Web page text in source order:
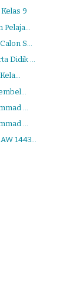
9
S...
Didik ...
...
...
1443...